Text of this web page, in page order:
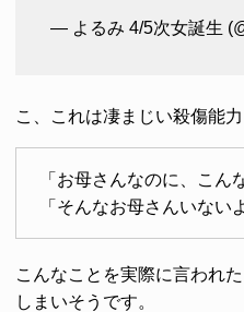
— よるみ 4/5次女誕生
こ、これは凄まじい殺傷能
「お母さんなのに、こん
「そんなお母さんいない
こんなことを実際に言われ
しまいそうです。